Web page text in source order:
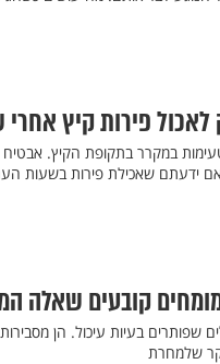
פירות קיץ
במקרר בתקופת הקיץ. אבטיח
ידעתם שאכילת פירות בשעות
קובעים שאלה
בעיות עיכול. הן מסבירות
שלמחרת